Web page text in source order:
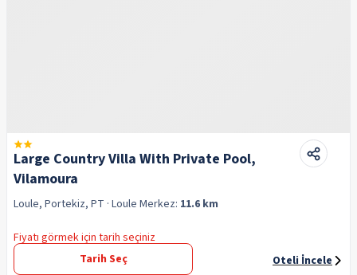
Large Country Villa With Private Pool,
Vilamoura
Loule, Portekiz, PT · Loule Merkez: 11.6 km
Fiyatı görmek için tarih seçiniz
Tarih Seç
Oteli İncele